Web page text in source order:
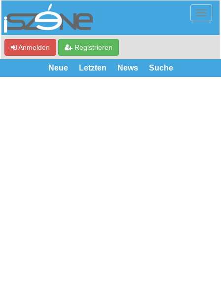
Anmelden Registrieren
Neue Letzten News Suche